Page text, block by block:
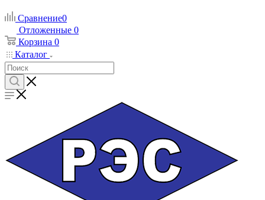
Сравнение0
Отложенные 0
Корзина 0
Каталог